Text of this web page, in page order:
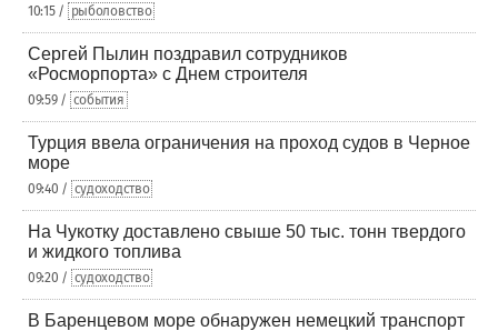
10:15 / рыболовство
Сергей Пылин поздравил сотрудников
«Росморпорта» с Днем строителя
09:59 / события
Турция ввела ограничения на проход судов в Черное
море
09:40 / судоходство
На Чукотку доставлено свыше 50 тыс. тонн твердого
и жидкого топлива
09:20 / судоходство
В Баренцевом море обнаружен немецкий транспорт